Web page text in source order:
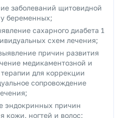
заболеваний щитовидной
беременных;
сахарного диабета 1
схем лечения;
причин развития
медикаментозной и
для коррекции
сопровождение
эндокринных причин
кожи, ногтей и волос;